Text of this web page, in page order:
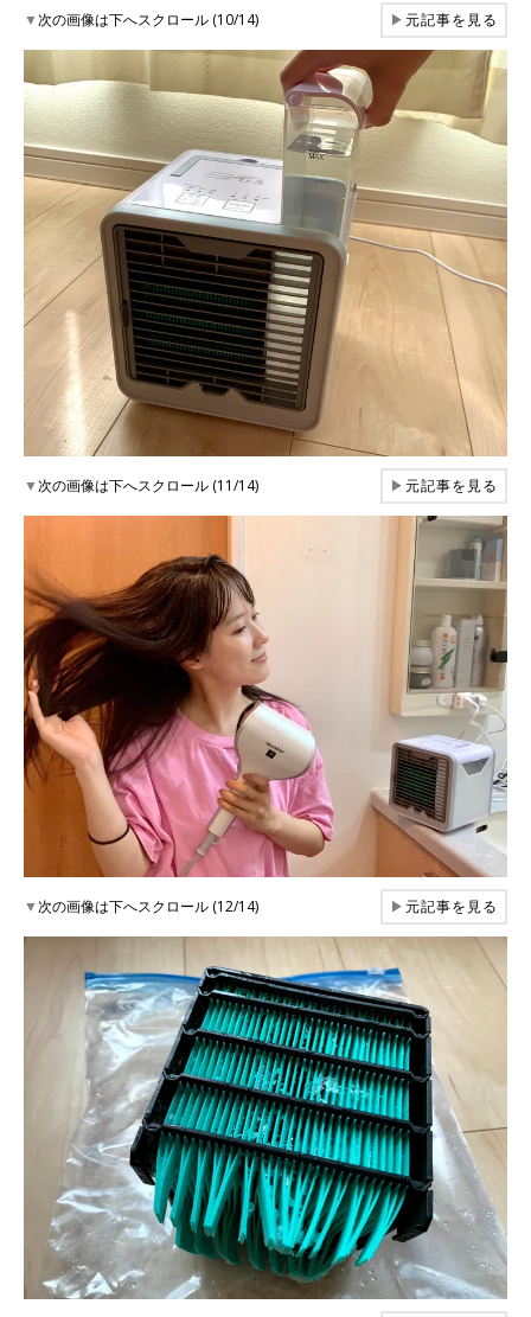
▼次の画像は下へスクロール (10/14) ▶元記事を見る
▼次の画像は下へスクロール (11/14) ▶元記事を見る
▼次の画像は下へスクロール (12/14) ▶元記事を見る